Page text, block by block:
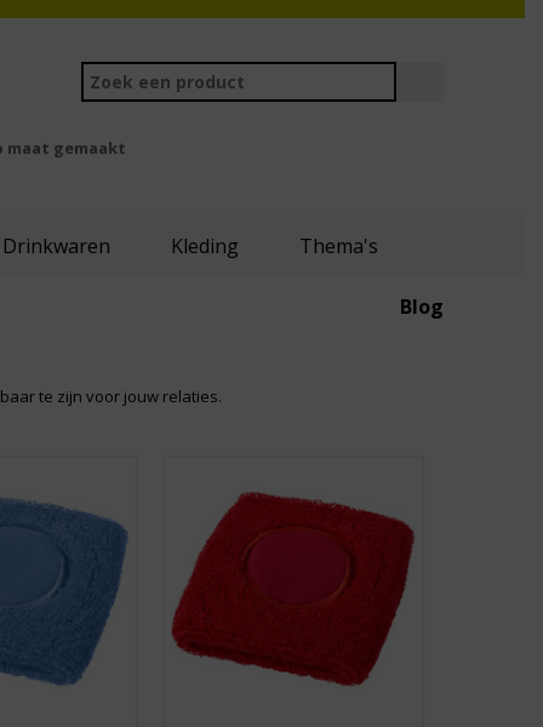
maat gemaakt
Drinkwaren Kleding Thema's
Blog
te zijn voor jouw relaties.